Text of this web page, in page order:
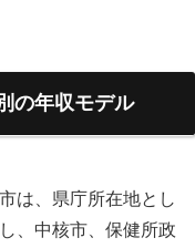
の年収モデル
は、県庁所在地とし
、中核市、保健所政